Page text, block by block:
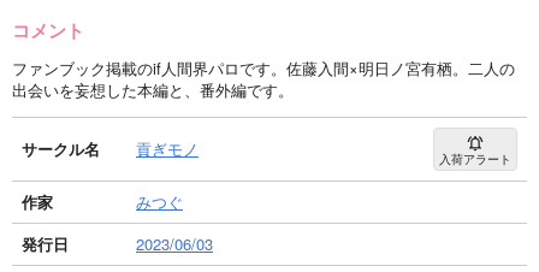
コメント
ファンブック掲載のif人間界パロです。佐藤入間×明日ノ宮有栖。二人の
出会いを妄想した本編と、番外編です。
サークル名 貢ぎモノ 入荷アラート
作家
みつぐ
発行日
2023/06/03